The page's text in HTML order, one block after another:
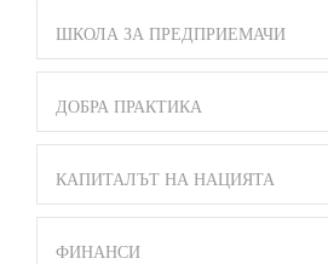
ШКОЛА ЗА ПРЕДПРИЕМАЧИ
ДОБРА ПРАКТИКА
КАПИТАЛЪТ НА НАЦИЯТА
ФИНАНСИ